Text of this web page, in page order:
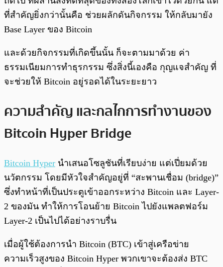
ที่สำคัญยิ่งกว่านั้นคือ ช่วยผลักดันกิจกรรม ให้กลับมายัง
Base Layer ของ Bitcoin
และด้วยกิจกรรมที่เกิดขึ้นนั้น ก็จะตามมาด้วย ค่า
ธรรมเนียมการทำธุรกรรม ซึ่งสิ่งนี้เองคือ กุญแจสำคัญ ที่
จะช่วยให้ Bitcoin อยู่รอดได้ในระยะยาว
ความสำคัญ และกลไกการทำงานของ
Bitcoin Hyper Bridge
Bitcoin Hyper นำเสนอโซลูชันที่เรียบง่าย แต่เปี่ยมด้วย
นวัตกรรม โดยมีหัวใจสำคัญอยู่ที่ “สะพานเชื่อม (bridge)”
ซึ่งทำหน้าที่เป็นประตูเข้าออกระหว่าง Bitcoin และ Layer-
2 ของมัน ทำให้การโอนย้าย Bitcoin ไปยังแพลตฟอร์ม
Layer-2 เป็นไปได้อย่างราบรื่น
เมื่อผู้ใช้ต้องการนำ Bitcoin (BTC) เข้าสู่เครือข่าย
ความเร็วสูงของ Bitcoin Hyper พวกเขาจะต้องส่ง BTC